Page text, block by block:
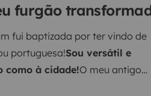
furgão
fui baptizada por ter vindo de
portuguesa!Sou versátil e
como à cidade!O meu antigo